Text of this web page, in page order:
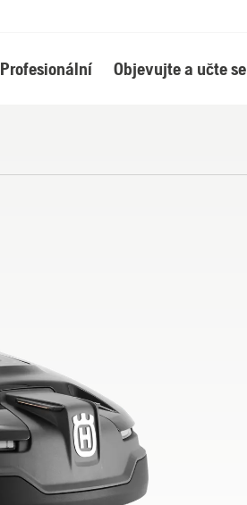
Profesionální Objevujte a učte se